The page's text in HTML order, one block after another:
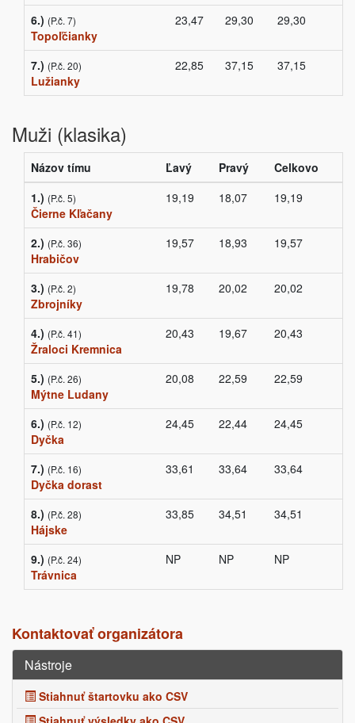
6.) (P.č. 7)
Topoľčianky
23,47 29,30 29,30
7.) (P.č. 20)
Lužianky
22,85 37,15 37,15
Muži (klasika)
Názov tímu Ľavý Pravý
Celkovo
1.) (P.č. 5)
Čierne Kľačany
19,19 18,07 19,19
2.) (P.č. 36)
Hrabičov
19,57 18,93 19,57
3.) (P.č. 2)
Zbrojníky
19,78 20,02 20,02
4.) (P.č. 41)
Žraloci Kremnica
20,43 19,67 20,43
5.) (P.č. 26)
Mýtne Ludany
20,08 22,59 22,59
6.) (P.č. 12)
Dyčka
24,45 22,44 24,45
7.) (P.č. 16)
Dyčka dorast
33,61 33,64 33,64
8.) (P.č. 28)
Hájske
33,85 34,51 34,51
9.) (P.č. 24)
Trávnica
NP NP NP
Kontaktovať organizátora
Nástroje
Stiahnuť štartovku ako CSV